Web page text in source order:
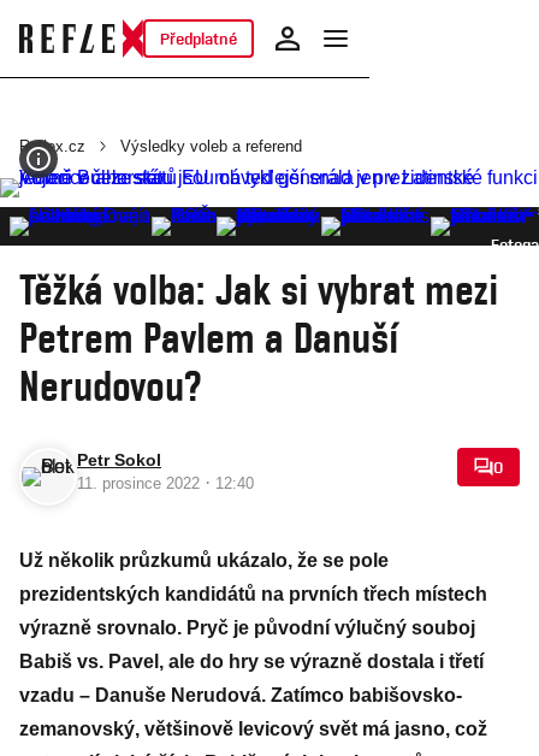
Předplatné
Reflex.cz Výsledky voleb a referend
Těžká volba: Jak si vybrat mezi
Petrem Pavlem a Danuší
Nerudovou?
Petr Sokol
11. prosince 2022 · 12:40
0
Už několik průzkumů ukázalo, že se pole
prezidentských kandidátů na prvních třech místech
výrazně srovnalo. Pryč je původní výlučný souboj
Babiš vs. Pavel, ale do hry se výrazně dostala i třetí
vzadu – Danuše Nerudová. Zatímco babišovsko-
zemanovský, většinově levicový svět má jasno, což